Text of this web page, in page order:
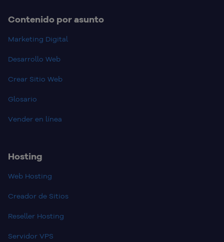
Contenido por asunto
Marketing Digital
Desarrollo Web
Crear Sitio Web
Glosario
Vender en línea
Hosting
Web Hosting
Creador de Sitios
Reseller Hosting
Servidor VPS